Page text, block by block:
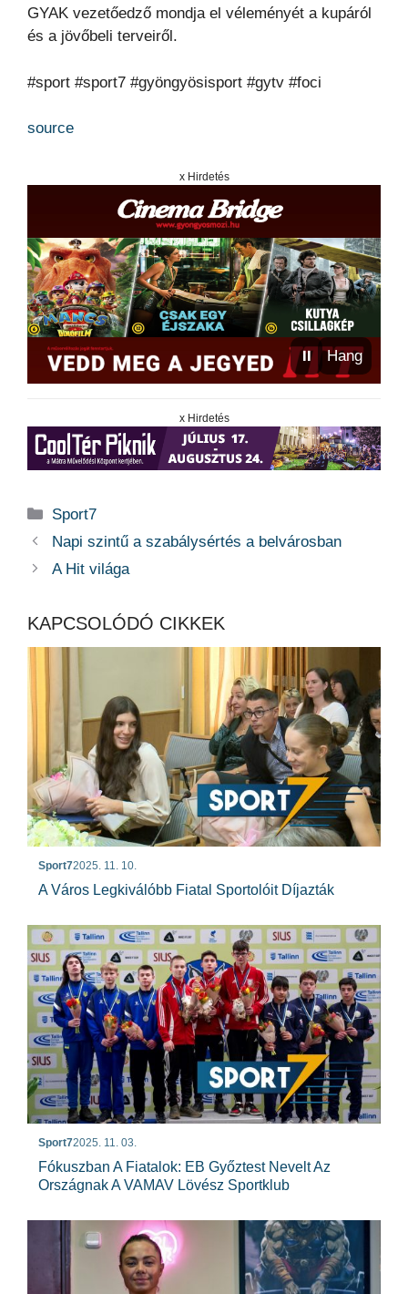
GYAK vezetőedző mondja el véleményét a kupáról
és a jövőbeli terveiről.
#sport #sport7 #gyöngyösisport #gytv #foci
source
x Hirdetés
⏸ Hang
x Hirdetés
Kategória
Sport7
Napi szintű a szabálysértés a belvárosban
A Hit világa
KAPCSOLÓDÓ CIKKEK
Sport72025. 11. 10.
A Város Legkiválóbb Fiatal Sportolóit Díjazták
Sport72025. 11. 03.
Fókuszban A Fiatalok: EB Győztest Nevelt Az
Országnak A VAMAV Lövész Sportklub